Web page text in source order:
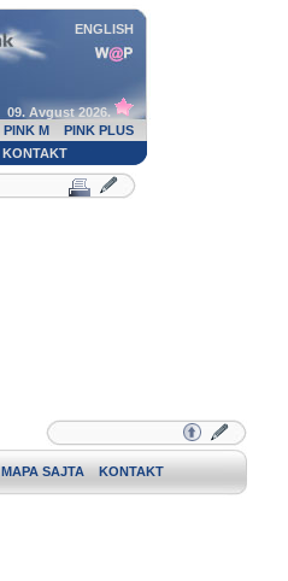
ENGLISH
09. Avgust 2026.
PINK M
PINK PLUS
KONTAKT
MAPA SAJTA KONTAKT